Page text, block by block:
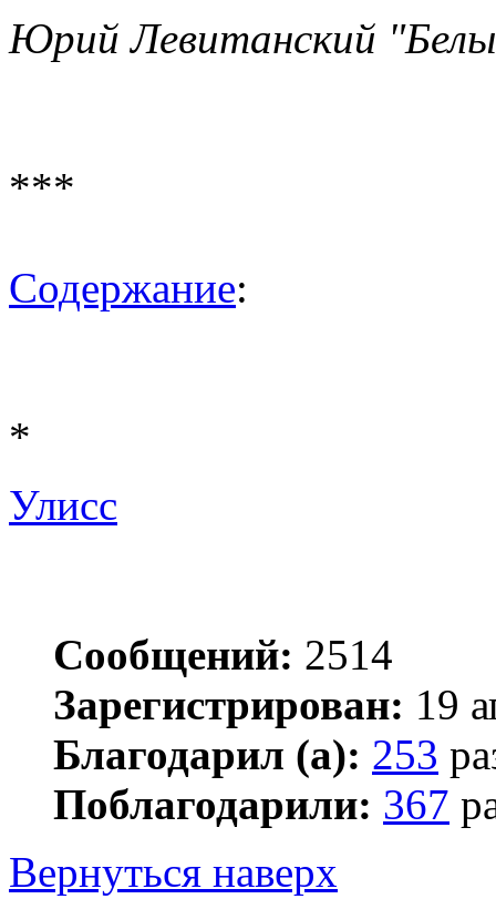
Юрий Левитанский
***
Содержание:
*
Улисс
Сообщений: 2514
Зарегистрирован: 19
Благодарил (а): 253
Поблагодарили: 367
Вернуться наверх